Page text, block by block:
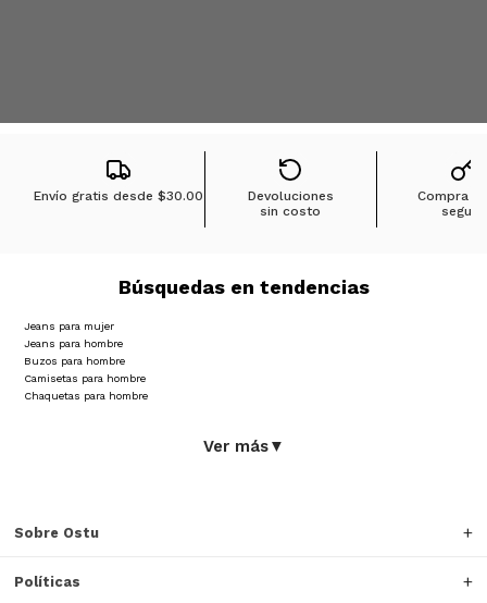
Envío gratis desde$30.00
Devoluciones
sin costo
Compra
segura
Búsquedas en tendencias
Jeans para mujer
Jeans para hombre
Buzos para hombre
Camisetas para hombre
Chaquetas para hombre
Ver más▼
Sobre Ostu
Políticas